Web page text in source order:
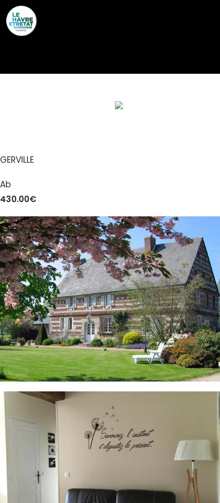
GERVILLE
Ab
430.00€
Cookies management panel